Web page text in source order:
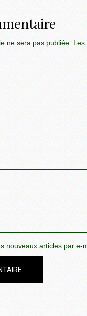
ne sera pas publiée. Les
nouveaux articles par e-